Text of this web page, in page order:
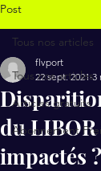
Post
Tous nos articles
Articles gratuits
Abonnement
Tous nos articles
du
impactés ?
flvport
22 sept. 2021 3